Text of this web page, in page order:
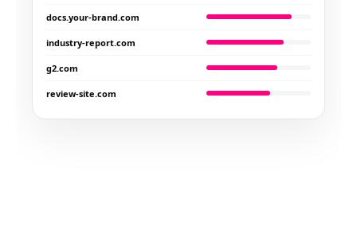
docs.your-brand.com
industry-report.com
g2.com
review-site.com